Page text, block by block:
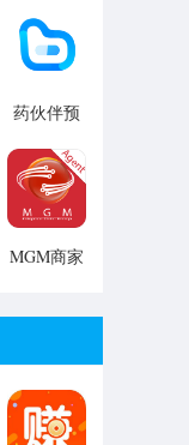
v1.0 安卓
版
药伙伴预
MGM商家